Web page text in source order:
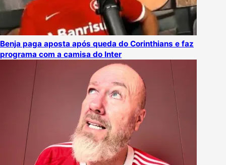
Benja paga aposta após queda do Corinthians e faz
programa com a camisa do Inter